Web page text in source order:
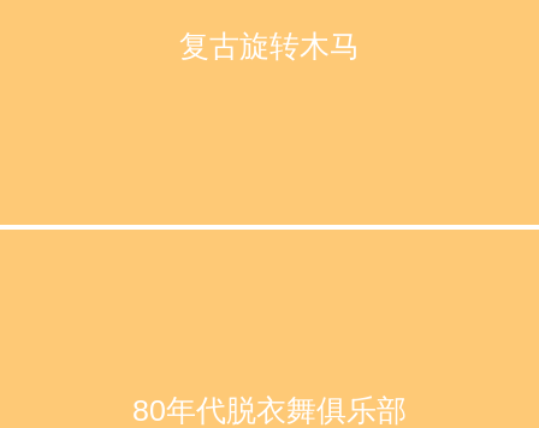
复古旋转木马
80年代脱衣舞俱乐部